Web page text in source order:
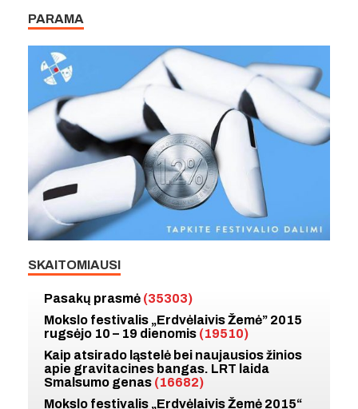
PARAMA
SKAITOMIAUSI
Pasakų prasmė (35303)
Mokslo festivalis „Erdvėlaivis Žemė” 2015
rugsėjo 10 – 19 dienomis (19510)
Kaip atsirado ląstelė bei naujausios žinios
apie gravitacines bangas. LRT laida
Smalsumo genas (16682)
Mokslo festivalis „Erdvėlaivis Žemė 2015“